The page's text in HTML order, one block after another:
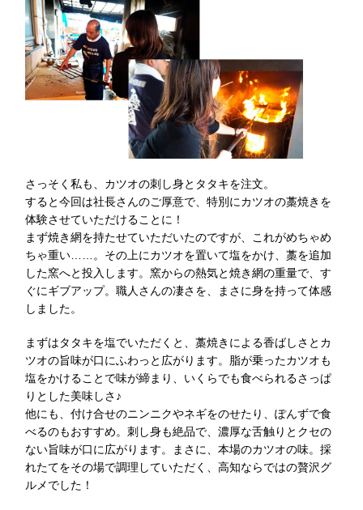
さっそく私も、カツオの刺し身とタタキを注文。
すると今回は社長さんのご厚意で、特別にカツオの藁焼きを
体験させていただけることに！
まず焼き網を持たせていただいたのですが、これがめちゃめ
ちゃ重い……。その上にカツオを置いて塩をかけ、藁を追加
した窯へと投入します。窯からの熱気と焼き網の重量で、す
ぐにギブアップ。職人さんの凄さを、まさに身を持って体感
しました。
まずはタタキを塩でいただくと、藁焼きによる香ばしさとカ
ツオの旨味が口にふわっと広がります。脂が乗ったカツオも
塩をかけることで味が締まり、いくらでも食べられるさっぱ
りとした美味しさ♪
他にも、付け合せのニンニクやネギをのせたり、ぽんずで食
べるのもおすすめ。刺し身も絶品で、濃厚な舌触りとクセの
ない旨味が口に広がります。まさに、本場のカツオの味。採
れたてをその場で調理していただく、高知ならではの贅沢グ
ルメでした！